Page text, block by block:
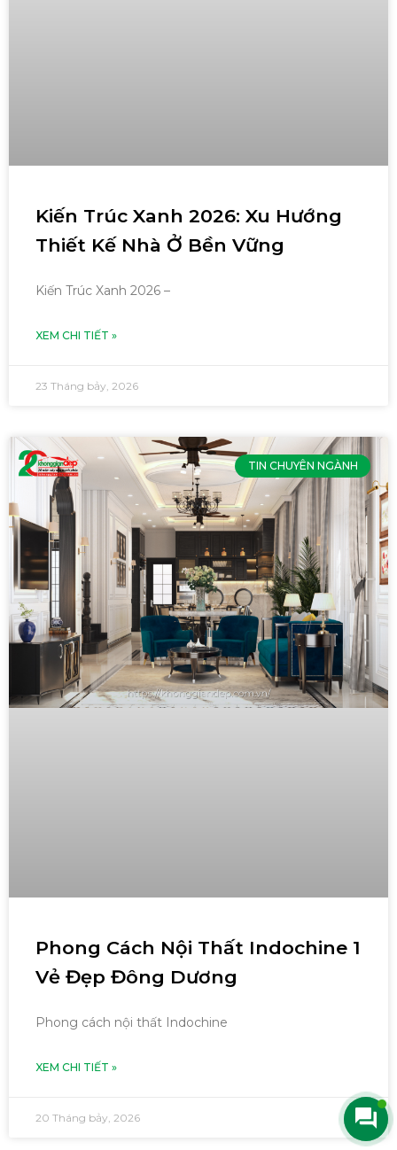
Kiến Trúc Xanh 2026: Xu Hướng
Thiết Kế Nhà Ở Bền Vững
Kiến Trúc Xanh 2026 –
XEM CHI TIẾT »
23 Tháng bảy, 2026
TIN CHUYÊN NGÀNH
Phong Cách Nội Thất Indochine 1
Vẻ Đẹp Đông Dương
Phong cách nội thất Indochine
XEM CHI TIẾT »
20 Tháng bảy, 2026